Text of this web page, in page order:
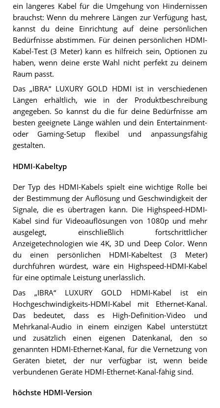
ein längeres Kabel für die Umgehung von Hindernissen
brauchst: Wenn du mehrere Längen zur Verfügung hast,
kannst du deine Einrichtung auf deine persönlichen
Bedürfnisse abstimmen. Für deinen persönlichen HDMI-
Kabel-Test (3 Meter) kann es hilfreich sein, Optionen zu
haben, wenn deine erste Wahl nicht perfekt zu deinem
Raum passt.
Das „IBRA“ LUXURY GOLD HDMI ist in verschiedenen
Längen erhältlich, wie in der Produktbeschreibung
angegeben. So kannst du die für deine Bedürfnisse am
besten geeignete Länge wählen und dein Entertainment-
oder Gaming-Setup flexibel und anpassungsfähig
gestalten.
HDMI-Kabeltyp
Der Typ des HDMI-Kabels spielt eine wichtige Rolle bei
der Bestimmung der Auflösung und Geschwindigkeit der
Signale, die es übertragen kann. Die Highspeed-HDMI-
Kabel sind für Videoauflösungen von 1080p und mehr
ausgelegt, einschließlich fortschrittlicher
Anzeigetechnologien wie 4K, 3D und Deep Color. Wenn
du einen persönlichen HDMI-Kabeltest (3 Meter)
durchführen würdest, wäre ein Highspeed-HDMI-Kabel
für eine optimale Leistung unerlässlich.
Das „IBRA“ LUXURY GOLD HDMI-Kabel ist ein
Hochgeschwindigkeits-HDMI-Kabel mit Ethernet-Kanal.
Das bedeutet, dass es High-Definition-Video und
Mehrkanal-Audio in einem einzigen Kabel unterstützt
und zusätzlich einen eigenen Datenkanal, den so
genannten HDMI-Ethernet-Kanal, für die Vernetzung von
Geräten bietet, der nur verfügbar ist, wenn beide
verbundenen Geräte HDMI-Ethernet-Kanal-fähig sind.
höchste HDMI-Version